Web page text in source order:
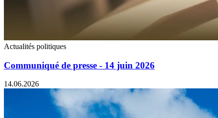
Actualités politiques
Communiqué de presse - 14 juin 2026
14.06.2026